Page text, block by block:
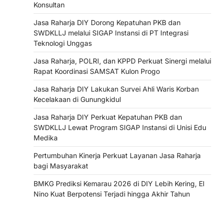
Konsultan
Jasa Raharja DIY Dorong Kepatuhan PKB dan
SWDKLLJ melalui SIGAP Instansi di PT Integrasi
Teknologi Unggas
Jasa Raharja, POLRI, dan KPPD Perkuat Sinergi melalui
Rapat Koordinasi SAMSAT Kulon Progo
Jasa Raharja DIY Lakukan Survei Ahli Waris Korban
Kecelakaan di Gunungkidul
Jasa Raharja DIY Perkuat Kepatuhan PKB dan
SWDKLLJ Lewat Program SIGAP Instansi di Unisi Edu
Medika
Pertumbuhan Kinerja Perkuat Layanan Jasa Raharja
bagi Masyarakat
BMKG Prediksi Kemarau 2026 di DIY Lebih Kering, El
Nino Kuat Berpotensi Terjadi hingga Akhir Tahun